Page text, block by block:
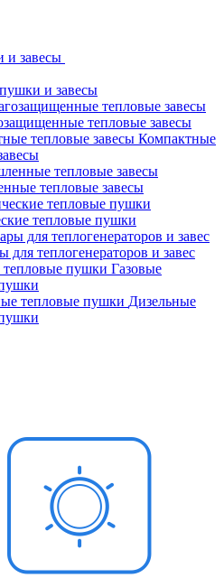
и завесы
и завесы
тепловые завесы
Компактные
тепловые завесы
тепловые пушки
для теплогенераторов и завес
Газовые
Дизельные